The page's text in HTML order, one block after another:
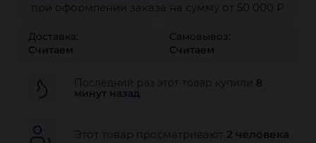
при оформлении заказа на сумму от 50 000 ₽
Доставка:
Считаем
Самовывоз:
Считаем
Последний раз этот товар купили 8
минут назад
Этот товар просматривают 2 человека